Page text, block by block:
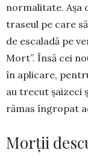
normalitate. Aşa
traseul pe ca­re
de escaladă pe
Mort”. Însă cei
în apli­care,
au trecut șaizeci
rămas îngropat
Morții